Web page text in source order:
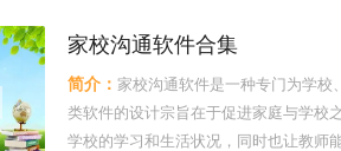
家校沟通软件合集
简介： 家校沟通软件是一种专门为学校
类软件的设计宗旨在于促进家庭与学校
学校的学习和生活状况，同时也让教师